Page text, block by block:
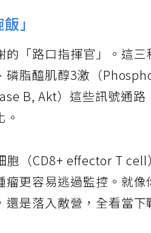
」
「路口指揮官」。這三
脂醯肌醇3激（
B, Akt）這些訊號通路
胞（CD8+ effector T
更容易逃過監控。就像
是落入敵營，全看當下